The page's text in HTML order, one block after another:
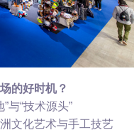
的好时机？
“技术源头”
文化艺术与手工技艺